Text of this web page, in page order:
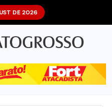
DE 2026